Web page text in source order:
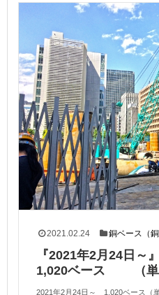
2021.02.24 銅ベース（
『2021年2月24日
1,020ベース （単
2021年2月24日～ 1,020ベース（